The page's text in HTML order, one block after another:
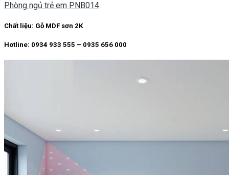
Phòng ngủ trẻ em PNB014
Chất liệu: Gỗ MDF sơn 2K
Hotline: 0934 933 555 – 0935 656 000